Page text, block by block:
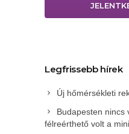
Legfrissebb hírek
Új hőmérsékleti
Budapesten nincs
félreérthető volt a